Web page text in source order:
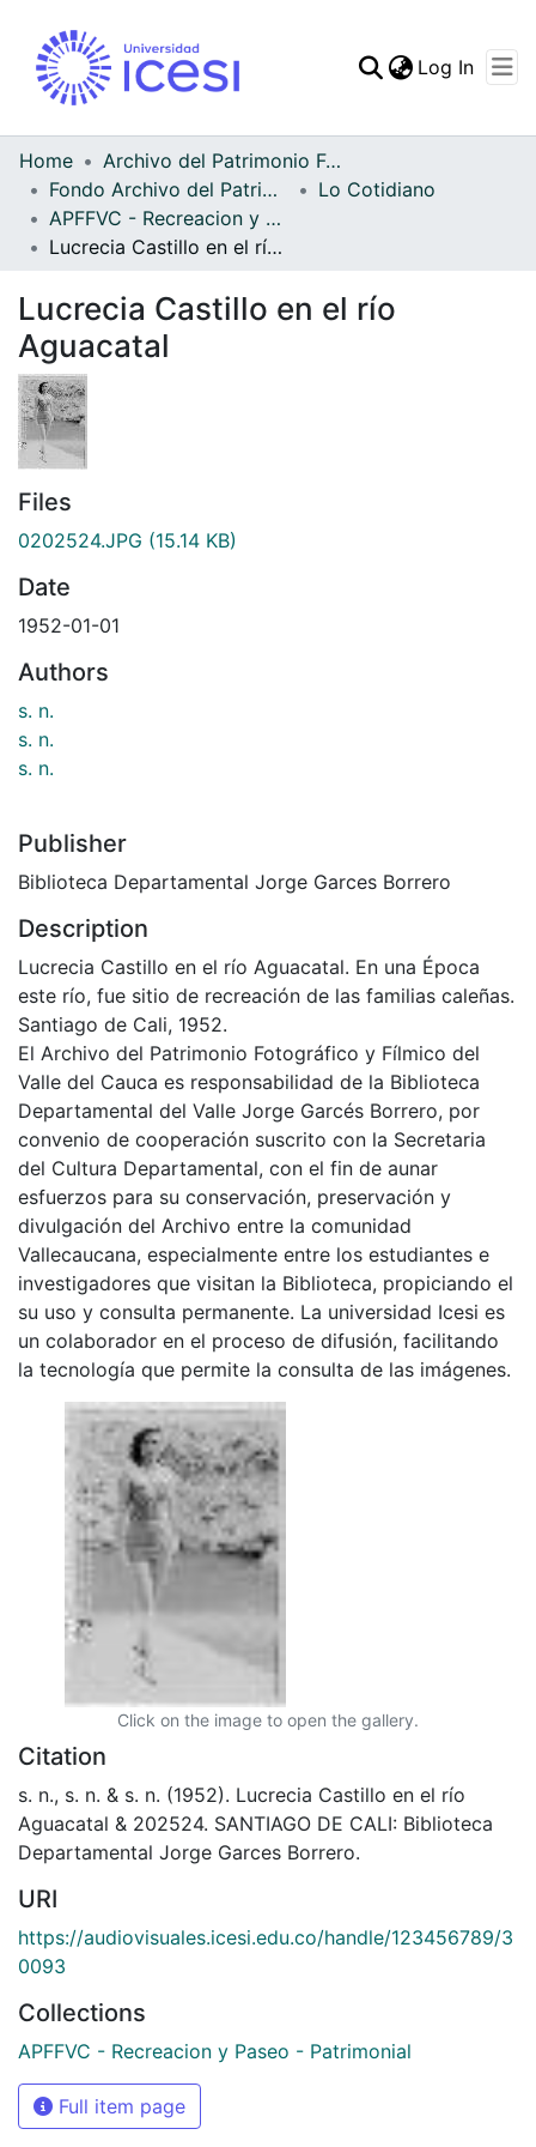
Statistics
Log In
Home
Archivo del Patrimonio Fotográfico y Fílmico del Valle del Cauca
Fondo Archivo del Patrimonio Fotográfico y Fílmico del Valle del Cauca
Lo Cotidiano
APFFVC - Recreacion y Paseo - Patrimonial
Lucrecia Castillo en el río Aguacatal
Lucrecia Castillo en el río
Aguacatal
Files
0202524.JPG (15.14 KB)
Date
1952-01-01
Authors
s. n.
s. n.
s. n.
Publisher
Biblioteca Departamental Jorge Garces Borrero
Description
Lucrecia Castillo en el río Aguacatal. En una Época
este río, fue sitio de recreación de las familias caleñas.
Santiago de Cali, 1952.
El Archivo del Patrimonio Fotográfico y Fílmico del
Valle del Cauca es responsabilidad de la Biblioteca
Departamental del Valle Jorge Garcés Borrero, por
convenio de cooperación suscrito con la Secretaria
del Cultura Departamental, con el fin de aunar
esfuerzos para su conservación, preservación y
divulgación del Archivo entre la comunidad
Vallecaucana, especialmente entre los estudiantes e
investigadores que visitan la Biblioteca, propiciando el
su uso y consulta permanente. La universidad Icesi es
un colaborador en el proceso de difusión, facilitando
la tecnología que permite la consulta de las imágenes.
Click on the image to open the gallery.
Citation
s. n., s. n. & s. n. (1952). Lucrecia Castillo en el río
Aguacatal & 202524. SANTIAGO DE CALI: Biblioteca
Departamental Jorge Garces Borrero.
URI
https://audiovisuales.icesi.edu.co/handle/123456789/3
0093
Collections
APFFVC - Recreacion y Paseo - Patrimonial
Full item page